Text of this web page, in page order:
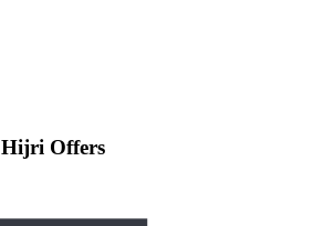
Offers